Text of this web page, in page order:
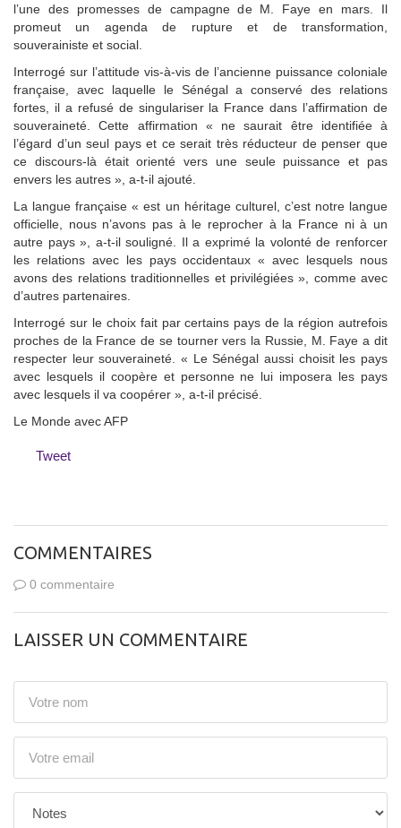
l’une des promesses de campagne de M. Faye en mars. Il
promeut un agenda de rupture et de transformation,
souverainiste et social.
Interrogé sur l’attitude vis-à-vis de l’ancienne puissance coloniale
française, avec laquelle le Sénégal a conservé des relations
fortes, il a refusé de singulariser la France dans l’affirmation de
souveraineté. Cette affirmation « ne saurait être identifiée à
l’égard d’un seul pays et ce serait très réducteur de penser que
ce discours-là était orienté vers une seule puissance et pas
envers les autres », a-t-il ajouté.
La langue française « est un héritage culturel, c’est notre langue
officielle, nous n’avons pas à le reprocher à la France ni à un
autre pays », a-t-il souligné. Il a exprimé la volonté de renforcer
les relations avec les pays occidentaux « avec lesquels nous
avons des relations traditionnelles et privilégiées », comme avec
d’autres partenaires.
Interrogé sur le choix fait par certains pays de la région autrefois
proches de la France de se tourner vers la Russie, M. Faye a dit
respecter leur souveraineté. « Le Sénégal aussi choisit les pays
avec lesquels il coopère et personne ne lui imposera les pays
avec lesquels il va coopérer », a-t-il précisé.
Le Monde avec AFP
Tweet
COMMENTAIRES
0 commentaire
LAISSER UN COMMENTAIRE